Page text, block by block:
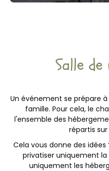
Salle
Un événement se prépare
famille. Pour cela, le
l'ensemble des
répartis
Cela vous donne des idées
privatiser uniquement
uniquement les